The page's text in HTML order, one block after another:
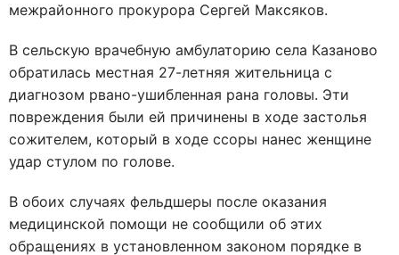
межрайонного прокурора Сергей Максяков.
В сельскую врачебную амбулаторию села Казаново
обратилась местная 27-летняя жительница с
диагнозом рвано-ушибленная рана головы. Эти
повреждения были ей причинены в ходе застолья
сожителем, который в ходе ссоры нанес женщине
удар стулом по голове.
В обоих случаях фельдшеры после оказания
медицинской помощи не сообщили об этих
обращениях в установленном законом порядке в